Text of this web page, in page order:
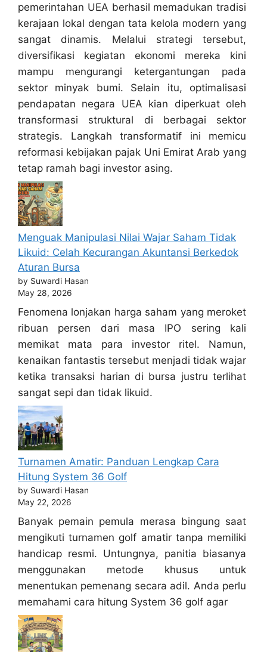
pemerintahan UEA berhasil memadukan tradisi
kerajaan lokal dengan tata kelola modern yang
sangat dinamis. Melalui strategi tersebut,
diversifikasi kegiatan ekonomi mereka kini
mampu mengurangi ketergantungan pada
sektor minyak bumi. Selain itu, optimalisasi
pendapatan negara UEA kian diperkuat oleh
transformasi struktural di berbagai sektor
strategis. Langkah transformatif ini memicu
reformasi kebijakan pajak Uni Emirat Arab yang
tetap ramah bagi investor asing.
Menguak Manipulasi Nilai Wajar Saham Tidak
Likuid: Celah Kecurangan Akuntansi Berkedok
Aturan Bursa
by Suwardi Hasan
May 28, 2026
Fenomena lonjakan harga saham yang meroket
ribuan persen dari masa IPO sering kali
memikat mata para investor ritel. Namun,
kenaikan fantastis tersebut menjadi tidak wajar
ketika transaksi harian di bursa justru terlihat
sangat sepi dan tidak likuid.
Turnamen Amatir: Panduan Lengkap Cara
Hitung System 36 Golf
by Suwardi Hasan
May 22, 2026
Banyak pemain pemula merasa bingung saat
mengikuti turnamen golf amatir tanpa memiliki
handicap resmi. Untungnya, panitia biasanya
menggunakan metode khusus untuk
menentukan pemenang secara adil. Anda perlu
memahami cara hitung System 36 golf agar